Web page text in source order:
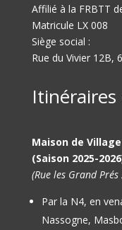
Affilié à la FRBTT
Matricule LX 008
Siège social :
Rue du Vivier 12B,
Itinéraires
Maison de
(Saison 2025-
(Rue les Grand
Par la N4, en
Nassogne,